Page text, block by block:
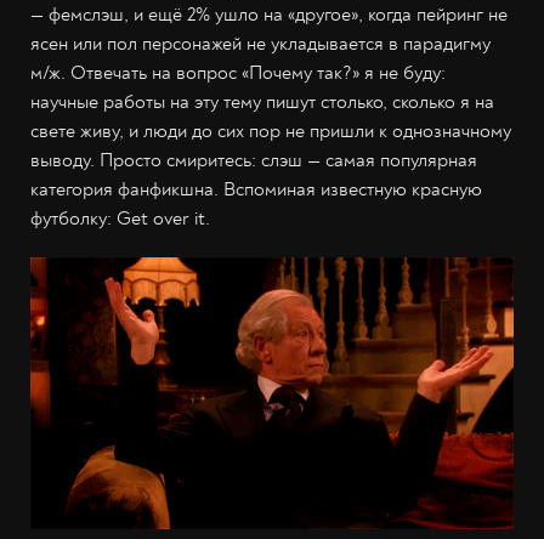
— фемслэш, и ещё 2% ушло на «другое», когда пейринг не
ясен или пол персонажей не укладывается в парадигму
м/ж. Отвечать на вопрос «Почему так?» я не буду:
научные работы на эту тему пишут столько, сколько я на
свете живу, и люди до сих пор не пришли к однозначному
выводу. Просто смиритесь: слэш — самая популярная
категория фанфикшна. Вспоминая известную красную
футболку: Get over it.